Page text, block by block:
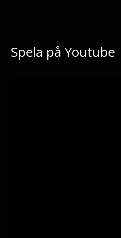
Spela på Youtube